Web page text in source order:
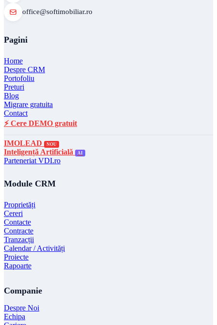
office@softimobiliar.ro
Pagini
Home
Despre CRM
Portofoliu
Preturi
Blog
Migrare gratuita
Contact
⚡ Cere DEMO gratuit
IMOLEAD NOU
Inteligență Artificială AI
Parteneriat VDI.ro
Module CRM
Proprietăți
Cereri
Contacte
Contracte
Tranzacții
Calendar / Activități
Proiecte
Rapoarte
Companie
Despre Noi
Echipa